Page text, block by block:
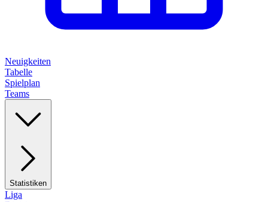
Neuigkeiten
Tabelle
Spielplan
Teams
Statistiken
Liga